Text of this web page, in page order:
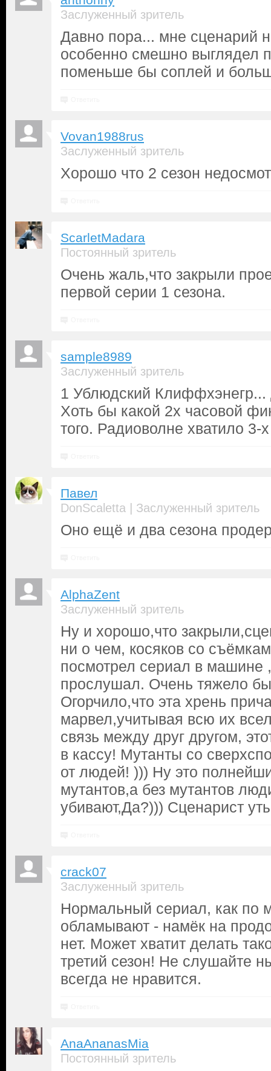
Заслуженный зритель
Давно пора... мне сценарий
особенно смешно выглядел
поменьше бы соплей и
Vovan1988rus
Заслуженный зритель
Хорошо что 2 сезон
ScarletMadara
Постоянный зритель
Очень жаль,что закрыли
первой серии 1 сезона.
sample8989
Заслуженный зритель
1 Ублюдский Клиффхэнегр...
Хоть бы какой 2х часовой
того. Радиоволне хватило 3-
Павел
DonScaletta | Заслуженный зритель
Оно ещё и два сезона
AlphaZent
Заслуженный зритель
Ну и хорошо,что
ни о чем, косяков со
посмотрел сериал в машине
прослушал. Очень тяжело
Огорчило,что эта хрень
марвел,учитывая всю их
связь между друг другом,
в кассу! Мутанты со
от людей! ))) Ну это
мутантов,а без мутантов
убивают,Да?))) Сценарист
crack07
Заслуженный зритель
Нормальный сериал, как по
обламывают - намёк на
нет. Может хватит делать
третий сезон! Не слушайте
всегда не нравится.
AnaAnanasMia
Постоянный зритель